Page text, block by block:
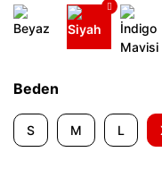
Beden
S M L